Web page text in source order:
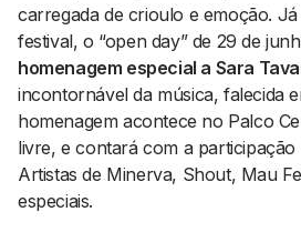
carregada de crioulo e emoção.
festival, o “open day” de 29 de
homenagem especial a Sara
incontornável da música, falecida
homenagem acontece no Palco
livre, e contará com a participação
Artistas de Minerva, Shout, Mau
especiais.